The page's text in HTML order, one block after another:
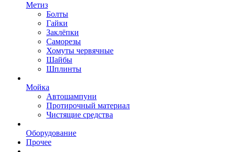
Метиз
Болты
Гайки
Заклёпки
Саморезы
Хомуты червячные
Шайбы
Шплинты
Мойка
Автошампуни
Протирочный материал
Чистящие средства
Оборудование
Прочее